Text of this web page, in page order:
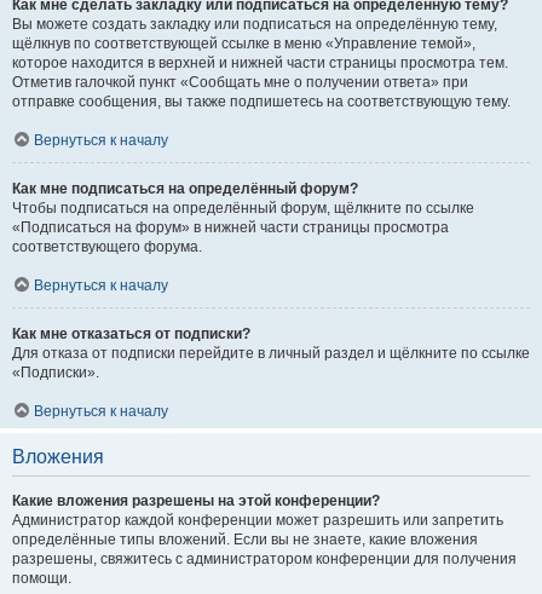
Как мне сделать закладку или подписаться на определённую тему?
Вы можете создать закладку или подписаться на определённую тему,
щёлкнув по соответствующей ссылке в меню «Управление темой»,
которое находится в верхней и нижней части страницы просмотра тем.
Отметив галочкой пункт «Сообщать мне о получении ответа» при
отправке сообщения, вы также подпишетесь на соответствующую тему.
Вернуться к началу
Как мне подписаться на определённый форум?
Чтобы подписаться на определённый форум, щёлкните по ссылке
«Подписаться на форум» в нижней части страницы просмотра
соответствующего форума.
Вернуться к началу
Как мне отказаться от подписки?
Для отказа от подписки перейдите в личный раздел и щёлкните по ссылке
«Подписки».
Вернуться к началу
Вложения
Какие вложения разрешены на этой конференции?
Администратор каждой конференции может разрешить или запретить
определённые типы вложений. Если вы не знаете, какие вложения
разрешены, свяжитесь с администратором конференции для получения
помощи.